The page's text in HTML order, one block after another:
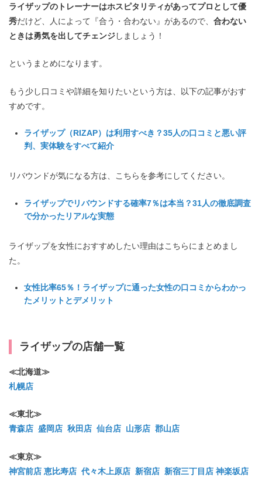
ライザップのトレーナーはホスピタリティがあってプロとして優
秀だけど、人によって『合う・合わない』があるので、 合わない
ときは勇気を出してチェンジしましょう！
というまとめになります。
もう少し口コミや詳細を知りたいという方は、以下の記事がおす
すめです。
ライザップ（RIZAP）は利用すべき？35人の口コミと悪い評
判、実体験をすべて紹介
リバウンドが気になる方は、こちらを参考にしてください。
ライザップでリバウンドする確率7％は本当？31人の徹底調査
で分かったリアルな実態
ライザップを女性におすすめしたい理由はこちらにまとめまし
た。
女性比率65％！ライザップに通った女性の口コミからわかっ
たメリットとデメリット
ライザップの店舗一覧
≪北海道≫
札幌店
≪東北≫
青森店 盛岡店 秋田店 仙台店 山形店 郡山店
≪東京≫
神宮前店 恵比寿店 代々木上原店 新宿店 新宿三丁目店 神楽坂店